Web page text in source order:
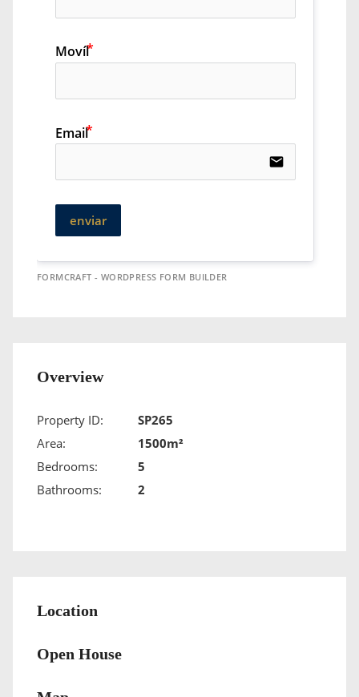
Movíl
Email
email
enviar
FORMCRAFT - WORDPRESS FORM BUILDER
Overview
Property ID:
SP265
Area:
1500m²
Bedrooms:
5
Bathrooms:
2
Location
Open House